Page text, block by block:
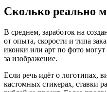
Сколько реально
В среднем, заработок на
от опыта, скорости и типа
иконки или арт по фото
за изображение.
Если речь идёт о логотипах,
кастомных стикерах, ставки